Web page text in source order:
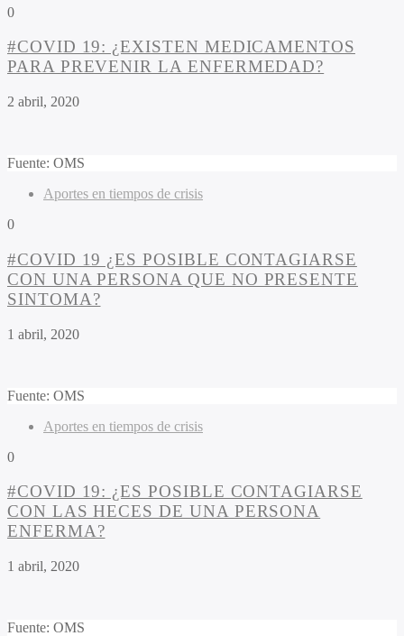
0
#COVID 19: ¿EXISTEN MEDICAMENTOS
PARA PREVENIR LA ENFERMEDAD?
2 abril, 2020
Fuente: OMS
Aportes en tiempos de crisis
0
#COVID 19 ¿ES POSIBLE CONTAGIARSE
CON UNA PERSONA QUE NO PRESENTE
SINTOMA?
1 abril, 2020
Fuente: OMS
Aportes en tiempos de crisis
0
#COVID 19: ¿ES POSIBLE CONTAGIARSE
CON LAS HECES DE UNA PERSONA
ENFERMA?
1 abril, 2020
Fuente: OMS